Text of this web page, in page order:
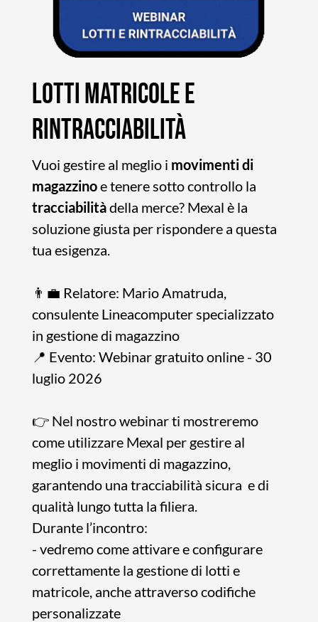
LOTTI MATRICOLE E
RINTRACCIABILITÀ
Vuoi gestire al meglio i movimenti di
magazzinoe tenere sotto controllo la
tracciabilitàdella merce? Mexal è la
soluzione giusta per rispondere a questa
tua esigenza.
👨‍💼 Relatore: Mario Amatruda,
consulente Lineacomputer specializzato
in gestione di magazzino
📍 Evento: Webinar gratuito online - 30
luglio 2026
👉 Nel nostro webinar ti mostreremo
come utilizzare Mexal per gestire al
meglio i movimenti di magazzino,
garantendo una tracciabilità sicura e di
qualità lungo tutta la filiera.
Durante l’incontro:
- vedremo come attivare e configurare
correttamente la gestione di lotti e
matricole, anche attraverso codifiche
personalizzate